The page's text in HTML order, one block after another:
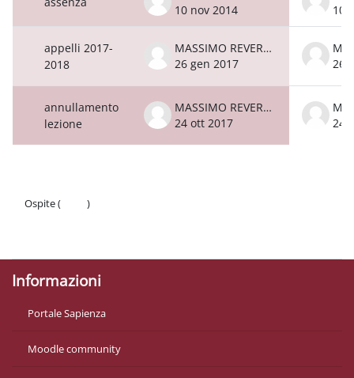
10 nov 2014
10
appelli 2017-
2018
MASSIMO REVERBERI
26 gen 2017
26
annullamento
lezione
MASSIMO REVERBERI
24 ott 2017
24
Ospite (
)
Informazioni
Portale Sapienza
Moodle community